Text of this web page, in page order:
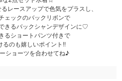
レースアップで色気をプラスし、
ェックのバックリボンで
きるバックシャンデザインに♡
るショートパンツ付きで
るのも嬉しいポイント!!
ショーツを合わせてね♪